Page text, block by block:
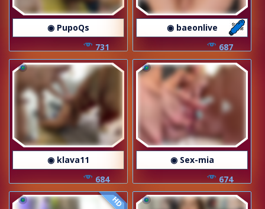
◉ PupoQs
731
◉ baeonlive
687
◉ klava11
684
◉ Sex-mia
674
HD